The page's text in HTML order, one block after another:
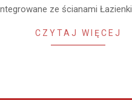
ze ścianami
CZYTAJ WIĘCEJ